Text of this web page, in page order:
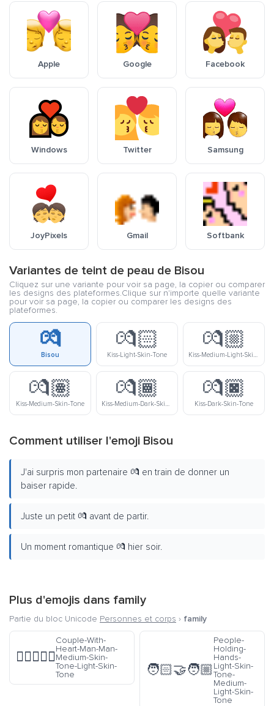
Apple Google Facebook
Windows Twitter Samsung
JoyPixels Gmail Softbank
Variantes de teint de peau de Bisou
Cliquez sur une variante pour voir sa page, la copier ou comparer
les designs des plateformes.Clique sur n'importe quelle variante
pour voir sa page, la copier ou comparer les designs des
plateformes.
💏
Bisou
💏🏻
Kiss-Light-Skin-Tone
💏🏼
Kiss-Medium-Light-Skin-Tone
💏🏽
Kiss-Medium-Skin-Tone
💏🏾
Kiss-Medium-Dark-Skin-Tone
💏🏿
Kiss-Dark-Skin-Tone
Comment utiliser l'emoji Bisou
J'ai surpris mon partenaire 💏 en train de donner un
baiser rapide.
Juste un petit 💏 avant de partir.
Un moment romantique 💏 hier soir.
Plus d'emojis dans family
Partie du bloc Unicode Personnes et corps › family
👨🏽‍❤️‍👨🏻
Couple-With-
Heart-Man-Man-
Medium-Skin-
Tone-Light-Skin-
Tone
🧑🏻‍🤝‍🧑🏼
People-
Holding-
Hands-
Light-Skin-
Tone-
Medium-
Light-Skin-
Tone